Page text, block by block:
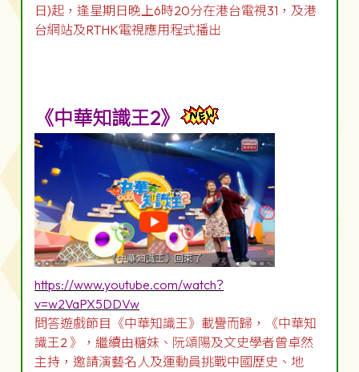
日)起，逢星期日晚上6時20分在港台電視31，及港
台網站及RTHK電視應用程式播出
《中華知識王2》
https://www.youtube.com/watch?
v=w2VaPX5DDVw
問答遊戲節目《中華知識王》載譽而歸，《中華知
識王2 》，繼續由糖妹、阮頌陽及文史學者曾卓然
主持，邀請演藝名人及運動員挑戰中國歷史、地